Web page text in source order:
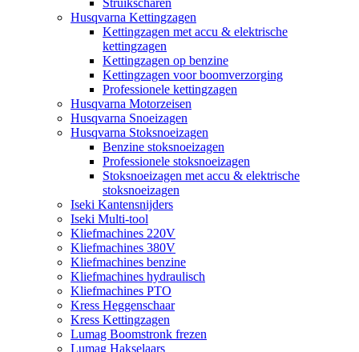
Husqvarna Kettingzagen
Kettingzagen met accu & elektrische
kettingzagen
Kettingzagen op benzine
Kettingzagen voor boomverzorging
Professionele kettingzagen
Husqvarna Motorzeisen
Husqvarna Snoeizagen
Husqvarna Stoksnoeizagen
Benzine stoksnoeizagen
Professionele stoksnoeizagen
Stoksnoeizagen met accu & elektrische
stoksnoeizagen
Iseki Kantensnijders
Iseki Multi-tool
Kliefmachines 220V
Kliefmachines 380V
Kliefmachines benzine
Kliefmachines hydraulisch
Kliefmachines PTO
Kress Heggenschaar
Kress Kettingzagen
Lumag Boomstronk frezen
Lumag Hakselaars